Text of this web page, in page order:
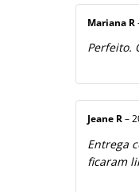
Mariana R
Perfeito.
Jeane R –
Entrega
ficaram